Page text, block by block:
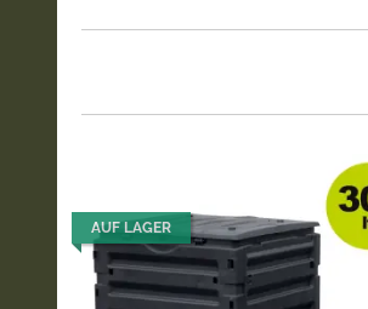
AUF LAGER